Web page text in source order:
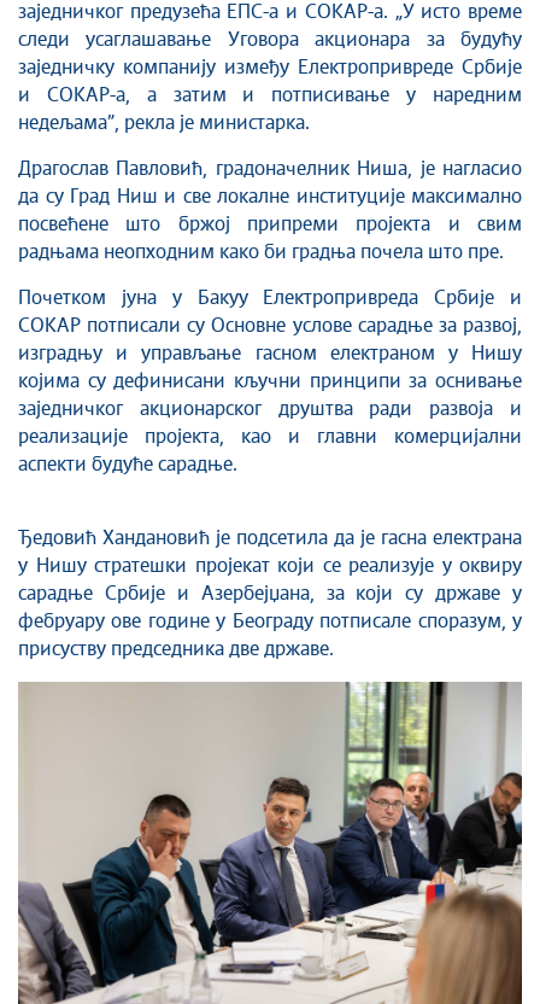
заједничког предузећа ЕПС-а и СОКАР-а. „У исто време
следи усаглашавање Уговора акционара за будућу
заједничку компанију између Електропривреде Србије
и СОКАР-а, а затим и потписивање у наредним
недељама”, рекла је министарка.
Драгослав Павловић, градоначелник Ниша, је нагласио
да су Град Ниш и све локалне институције максимално
посвећене што бржој припреми пројекта и свим
радњама неопходним како би градња почела што пре.
Почетком јуна у Бакуу Електропривреда Србије и
СОКАР потписали су Основне услове сарадње за развој,
изградњу и управљање гасном електраном у Нишу
којима су дефинисани кључни принципи за оснивање
заједничког акционарског друштва ради развоја и
реализације пројекта, као и главни комерцијални
аспекти будуће сарадње.
Ђедовић Хандановић је подсетила да је гасна електрана
у Нишу стратешки пројекат који се реализује у оквиру
сарадње Србије и Азербејџана, за који су државе у
фебруару ове године у Београду потписале споразум, у
присуству председника две државе.